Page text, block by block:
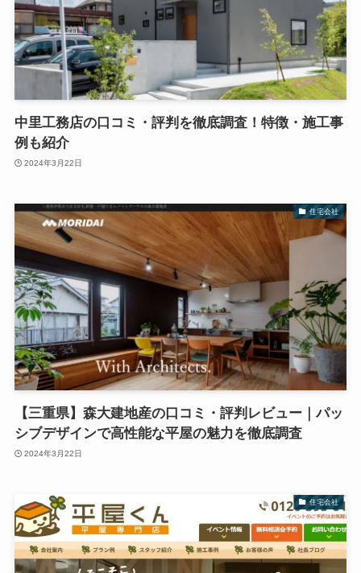
中里工務店の口コミ・評判を徹底調査！特徴・施工事
例も紹介
2024年3月22日
住宅会社
【三重県】森大建地産の口コミ・評判レビュー｜パッ
シブデザインで高性能な平屋の魅力を徹底調査
2024年3月22日
住宅会社